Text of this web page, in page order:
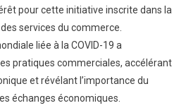
pour cette initiative inscrite dans la
services du commerce.
liée à la COVID-19 a
pratiques commerciales, accélérant
et révélant l’importance du
échanges économiques.